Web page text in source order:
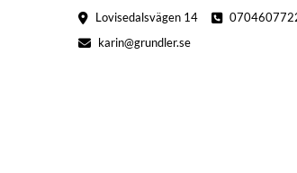
Lovisedalsvägen 14
karin@grundler.se